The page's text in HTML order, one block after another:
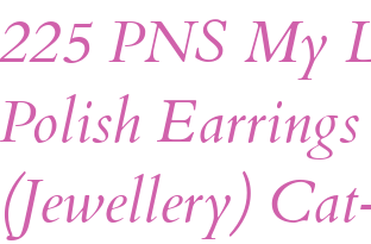
225 PNS My
Polish Earrings
(Jewellery)